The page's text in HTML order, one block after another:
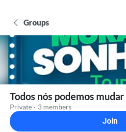
Groups
Todos nós podemos
Private · 3 members
Join